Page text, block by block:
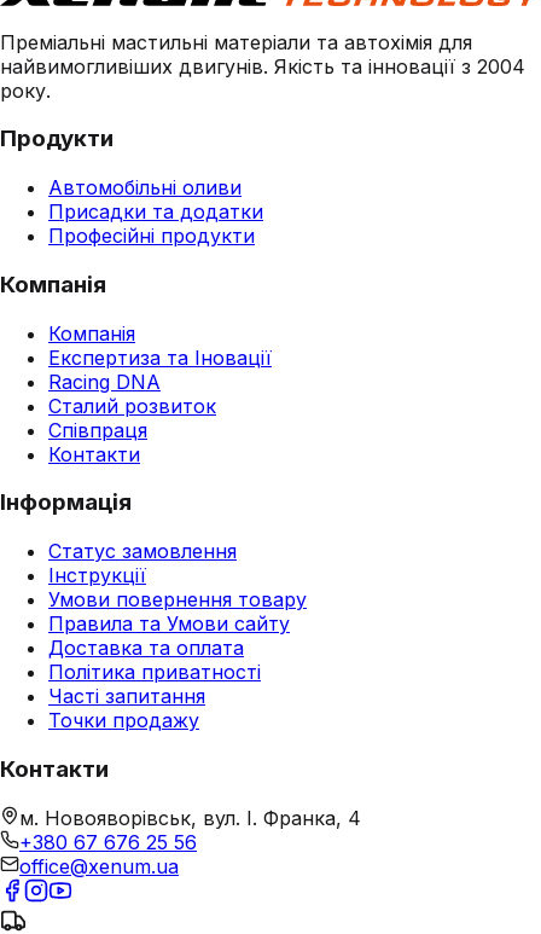
Преміальні мастильні матеріали та автохімія для
найвимогливіших двигунів. Якість та інновації з 2004
року.
Продукти
Автомобільні оливи
Присадки та додатки
Професійні продукти
Компанія
Компанія
Експертиза та Іновації
Racing DNA
Сталий розвиток
Співпраця
Контакти
Інформація
Статус замовлення
Інструкції
Умови повернення товару
Правила та Умови сайту
Доставка та оплата
Політика приватності
Часті запитання
Точки продажу
Контакти
м. Новояворівськ, вул. І. Франка, 4
+380 67 676 25 56
office@xenum.ua